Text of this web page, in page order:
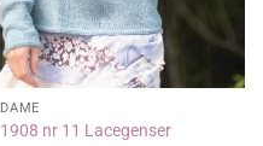
DAME
1908 nr 11 Lacegenser